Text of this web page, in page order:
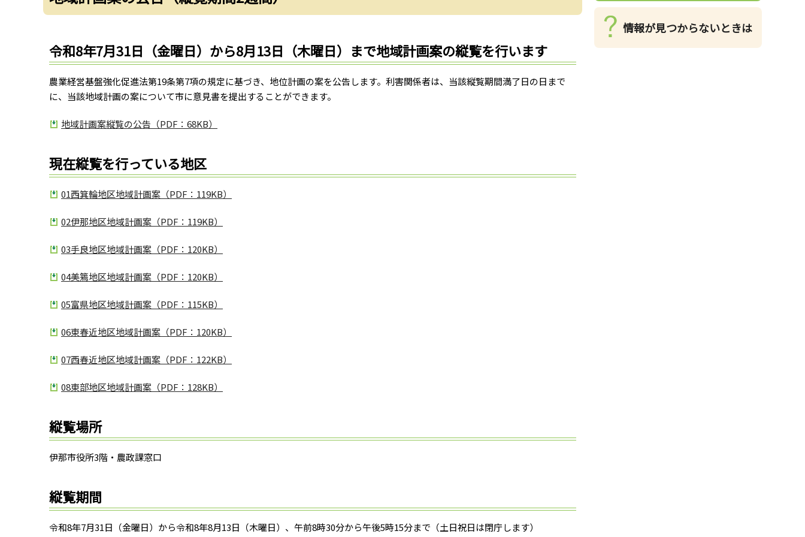
令和8年7月31日（金曜日）から8月13日（木曜日）まで地域計画案の縦覧を行います
農業経営基盤強化促進法第19条第7項の規定に基づき、地位計画の案を公告します。利害関係者は、当該縦覧期間満了日の日まで
に、当該地域計画の案について市に意見書を提出することができます。
地域計画案縦覧の公告（PDF：68KB）
現在縦覧を行っている地区
01西箕輪地区地域計画案（PDF：119KB）
02伊那地区地域計画案（PDF：119KB）
03手良地区地域計画案（PDF：120KB）
04美篶地区地域計画案（PDF：120KB）
05富県地区地域計画案（PDF：115KB）
06東春近地区地域計画案（PDF：120KB）
07西春近地区地域計画案（PDF：122KB）
08東部地区地域計画案（PDF：128KB）
縦覧場所
伊那市役所3階・農政課窓口
縦覧期間
令和8年7月31日（金曜日）から令和8年8月13日（木曜日）、午前8時30分から午後5時15分まで（土日祝日は閉庁します）
情報が見つからないときは